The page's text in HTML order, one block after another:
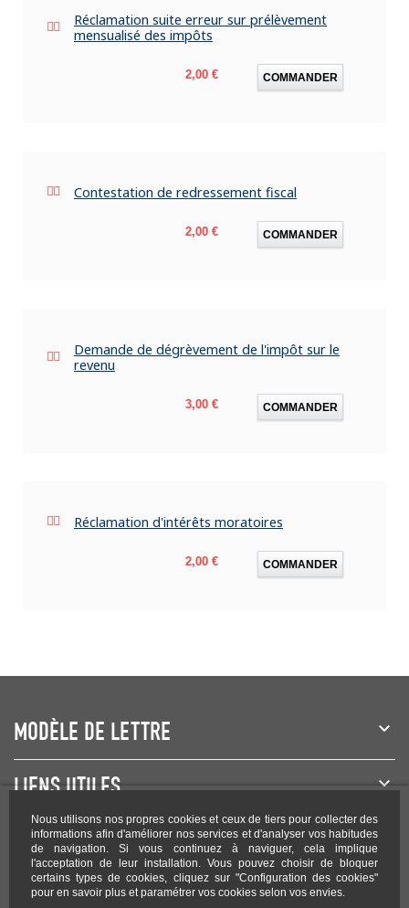
Nous utilisons nos propres cookies et ceux de tiers pour collecter des
informations afin d'améliorer nos services et d'analyser vos habitudes
de navigation. Si vous continuez à naviguer, cela implique
l'acceptation de leur installation. Vous pouvez choisir de bloquer
certains types de cookies, cliquez sur "Configuration des cookies"
pour en savoir plus et paramétrer vos cookies selon vos envies.
Réclamation suite erreur sur prélèvement
mensualisé des impôts
Prix
2,00 € COMMANDER
Contestation de redressement fiscal
Prix
2,00 € COMMANDER
Demande de dégrèvement de l'impôt sur le
revenu
Prix
3,00 € COMMANDER
Réclamation d'intérêts moratoires
Prix
2,00 € COMMANDER
MODÈLE DE LETTRE
LIENS UTILES
NEWSLETTER